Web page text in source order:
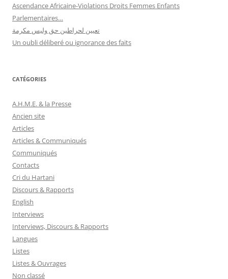
Ascendance Africaine-Violations Droits Femmes Enfants
Parlementaires…
تعيين لحراطين حق وليس مكرمة
Un oubli déliberé ou ignorance des faits
CATÉGORIES
A.H.M.E. & la Presse
Ancien site
Articles
Articles & Communiqués
Communiqués
Contacts
Cri du Hartani
Discours & Rapports
English
Interviews
Interviews, Discours & Rapports
Langues
Listes
Listes & Ouvrages
Non classé